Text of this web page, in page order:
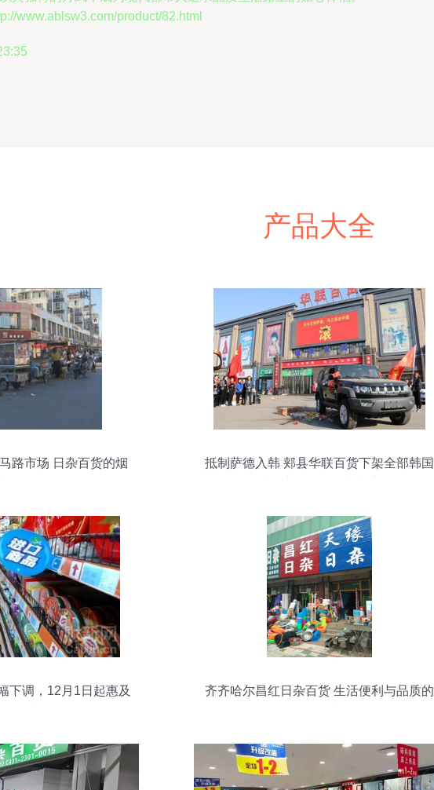
www.ablsw3.com/product/82.html
产品大全
路市场 日杂百货的烟
抵制萨德入韩 郏县华联百货下架全部韩国
下调，12月1日起惠及
齐齐哈尔昌红日杂百货 生活便利与品质的